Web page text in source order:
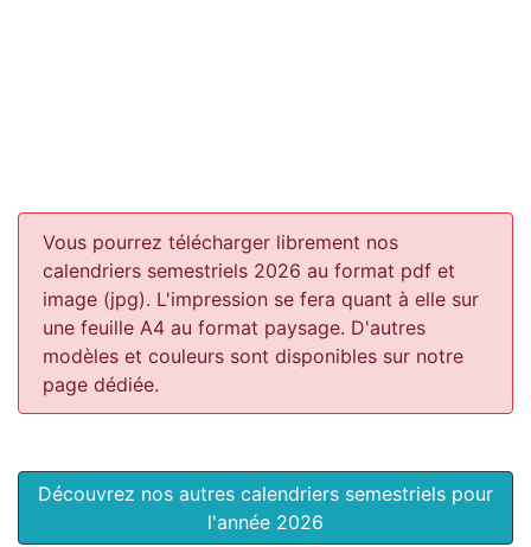
Vous pourrez télécharger librement nos
calendriers semestriels 2026 au format pdf et
image (jpg). L'impression se fera quant à elle sur
une feuille A4 au format paysage. D'autres
modèles et couleurs sont disponibles sur notre
page dédiée.
Découvrez nos autres calendriers semestriels pour
l'année 2026